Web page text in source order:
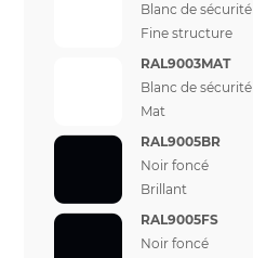
Blanc de sécurité
Fine structure
RAL9003MAT
Blanc de sécurité
Mat
RAL9005BR
Noir foncé
Brillant
RAL9005FS
Noir foncé